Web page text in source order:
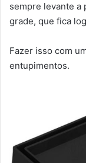
sempre levante a
grade, que fica
Fazer isso com
entupimentos.